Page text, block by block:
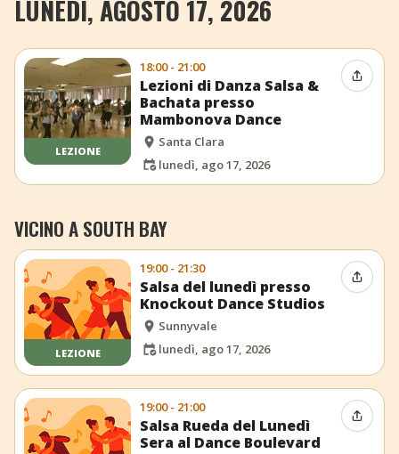
LUNEDÌ, AGOSTO 17, 2026
LEZIONE
18:00 - 21:00
Lezioni di Danza Salsa &
Bachata presso
Mambonova Dance
Santa Clara
lunedì, ago 17, 2026
VICINO A SOUTH BAY
LEZIONE
19:00 - 21:30
Salsa del lunedì presso
Knockout Dance Studios
Sunnyvale
lunedì, ago 17, 2026
19:00 - 21:00
Salsa Rueda del Lunedì
Sera al Dance Boulevard